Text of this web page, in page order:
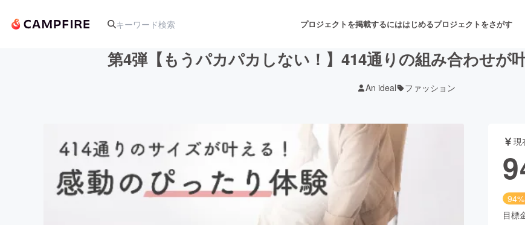
プロジェクトを掲載するにははじめるプロジェクトをさがす
アート・写真 音楽 舞台・パフォーマン
テクノロジー・ガジェット ゲーム・サービス開発
書籍・雑誌出版
第4弾【もうパカパカしない！】414通りの組み合わせが
An ideal ファッション
現
94%
目標